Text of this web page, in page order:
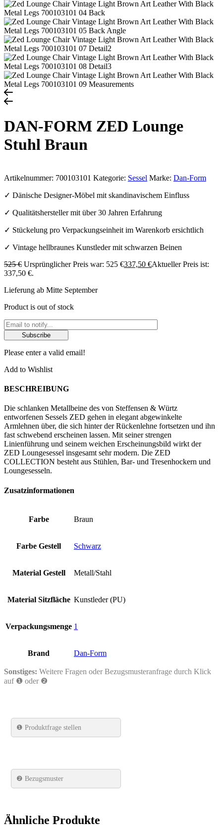
DAN-FORM ZED Lounge
Stuhl Braun
Artikelnummer: 700103101 Kategorie: Sessel Marke: Dan-Form
✓ Dänische Designer-Möbel mit skandinavischem Einfluss
✓ Qualitätshersteller mit über 30 Jahren Erfahrung
✓ Stückelung pro Verpackungseinheit im Warenkorb ersichtlich
✓ Vintage hellbraunes Kunstleder mit schwarzen Beinen
525€ Ursprünglicher Preis war: 525 €337,50 €Aktueller Preis ist:
337,50 €.
Lieferung ab Mitte September
Product is out of stock
Subscribe
Please enter a valid email!
Add to Wishlist
BESCHREIBUNG
Die schlanken Metallbeine des von Steffensen & Würtz
entworfenen Sessels ZED gehen in elegant abgewinkelte
Armlehnen über, die sich hinter der Rückenlehne fortsetzen und ihn
fast schwebend erscheinen lassen. Mit seiner strengen
Linienführung und seinem weichen Erscheinungsbild wirkt der
ZED Loungesessel insgesamt sehr modern. Die ZED
COLLECTION besteht aus Stühlen, Bar- und Tresenhockern und
Loungesesseln.
Zusatzinformationen
Farbe Braun
Farbe Gestell Schwarz
Material Gestell Metall/Stahl
Material Sitzfläche Kunstleder (PU)
Verpackungsmenge 1
Brand Dan-Form
Sonstiges: Weitere Fragen oder Bezugsmusteranfrage durch Klick
auf ❶ oder ❷
❶ Produktfrage stellen
❷ Bezugsmuster
Ähnliche Produkte